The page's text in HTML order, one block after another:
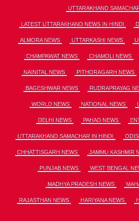
UTTARAKHAND
LATEST UTTARAKHAND NEWS IN HINDI
ALMORA NEWS UTTARKASHI NEWS
CHAMPAWAT NEWS CHAMOLI NEWS
NAINITAL NEWS PITHORAGARH NEWS
BAGESHWAR NEWS RUDRAPRAYAG
WORLD NEWS NATIONAL NEWS
DELHI NEWS PAHAD NEWS
UTTARAKHAND SAMACHAR IN HINDI
CHHATTISGARH NEWS JAMMU KASHMIR
PUNJAB NEWS WEST BENGAL
MADHYA PRADESH NEWS
RAJASTHAN NEWS HARIYANA NEWS